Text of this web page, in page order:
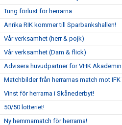
Tung förlust för herrarna
Anrika RIK kommer till Sparbankshallen!
Vår verksamhet (herr & pojk)
Vår verksamhet (Dam & flick)
Advisera huvudpartner för VHK Akademin
Matchbilder från herrarnas match mot IFK
Vinst för herrarna i Skånederbyt!
50/50 lotteriet!
Ny hemmamatch för herrarna!